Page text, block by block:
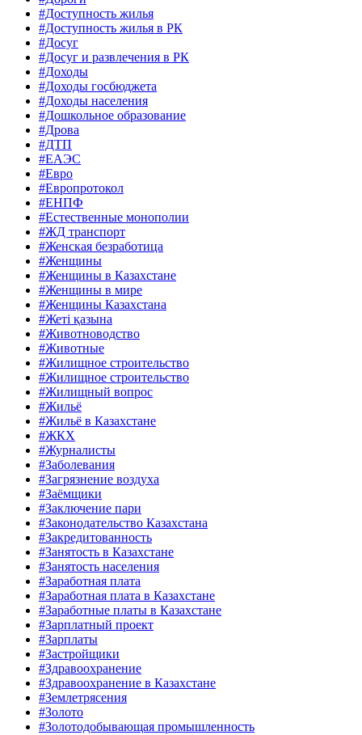
#Доступность жилья
#Доступность жилья в РК
#Досуг
#Досуг и развлечения в РК
#Доходы
#Доходы госбюджета
#Доходы населения
#Дошкольное образование
#Дрова
#ДТП
#ЕАЭС
#Евро
#Европротокол
#ЕНПФ
#Естественные монополии
#ЖД транспорт
#Женская безработица
#Женщины
#Женщины в Казахстане
#Женщины в мире
#Женщины Казахстана
#Жеті қазына
#Животноводство
#Животные
#Жилищное строительство
#Жилищное строительство
#Жилищный вопрос
#Жильё
#Жильё в Казахстане
#ЖКХ
#Журналисты
#Заболевания
#Загрязнение воздуха
#Заёмщики
#Заключение пари
#Законодательство Казахстана
#Закредитованность
#Занятость в Казахстане
#Занятость населения
#Заработная плата
#Заработная плата в Казахстане
#Заработные платы в Казахстане
#Зарплатный проект
#Зарплаты
#Застройщики
#Здравоохранение
#Здравоохранение в Казахстане
#Землетрясения
#Золото
#Золотодобывающая промышленность